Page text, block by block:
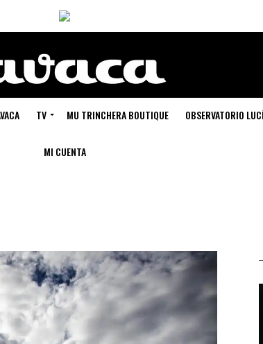
TV MU TRINCHERA BOUTIQUE OBSERVATORIO
MI CUENTA